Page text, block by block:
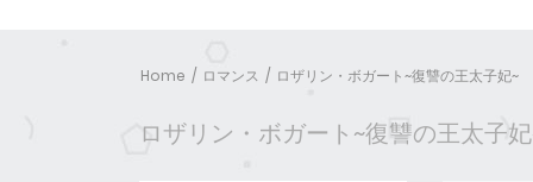
Home ロマンス ロザリン・ボガート~復讐の王太子妃~
ロザリン・ボガート~復讐の王太子